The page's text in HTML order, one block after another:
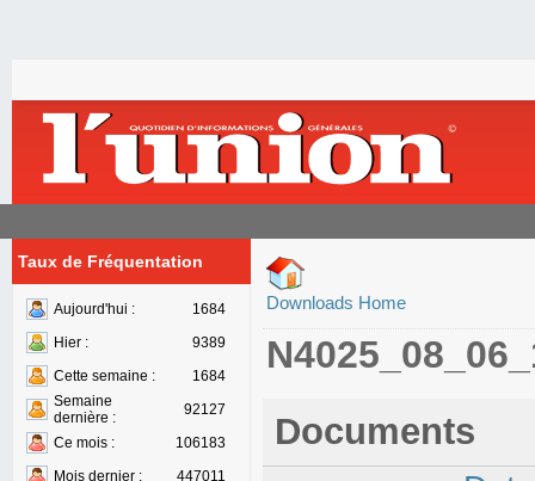
Taux de Fréquentation
Aujourd'hui :
1684
Hier :
9389
Cette semaine :
1684
Semaine
dernière :
92127
Ce mois :
106183
Mois dernier :
447011
Downloads Home
Documents